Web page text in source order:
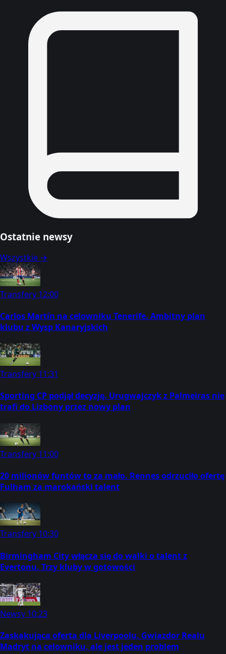
Ostatnie newsy
Wszystkie →
Transfery 12:00
Carlos Martín na celowniku Tenerife. Ambitny plan
klubu z Wysp Kanaryjskich
Transfery 11:31
Sporting CP podjął decyzję. Urugwajczyk z Palmeiras nie
trafi do Lizbony przez nowy plan
Transfery 11:00
20 milionów funtów to za mało. Rennes odrzuciło ofertę
Fulham za marokański talent
Transfery 10:30
Birmingham City włącza się do walki o talent z
Evertonu. Trzy kluby w gotowości
Newsy 10:23
Zaskakująca oferta dla Liverpoolu. Gwiazdor Realu
Madryt na celowniku, ale jest jeden problem